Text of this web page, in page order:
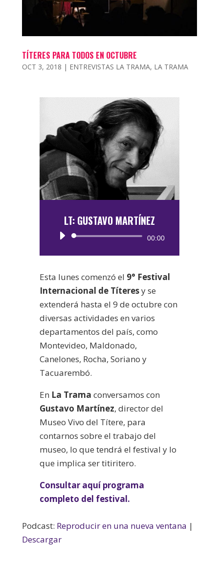
TÍTERES PARA TODOS EN OCTUBRE
OCT 3, 2018 | ENTREVISTAS LA TRAMA, LA TRAMA
LT: GUSTAVO MARTÍNEZ
Reproductor
00:00
Esta lunes comenzó el 9° Festival
Internacional de Títeresy se
extenderá hasta el 9 de octubre con
diversas actividades en varios
departamentos del país, como
Montevideo, Maldonado,
Canelones, Rocha, Soriano y
Tacuarembó.
En La Trama conversamos con
Gustavo Martínez, director del
Museo Vivo del Títere, para
contarnos sobre el trabajo del
museo, lo que tendrá el festival y lo
que implica ser titiritero.
Consultar aquí programa
completo del festival.
Podcast: Reproducir en una nueva ventana |
Descargar